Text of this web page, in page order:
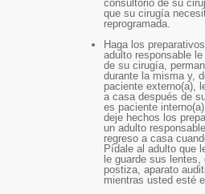
consultorio de su
que su cirugía
reprogramada.
Haga los
adulto responsable
de su cirugía,
durante la misma y,
paciente externo(a),
a casa después de
es paciente
deje hechos los
un adulto
regreso a casa
Pídale al adulto que
le guarde sus lentes,
postiza, aparato
mientras usted esté